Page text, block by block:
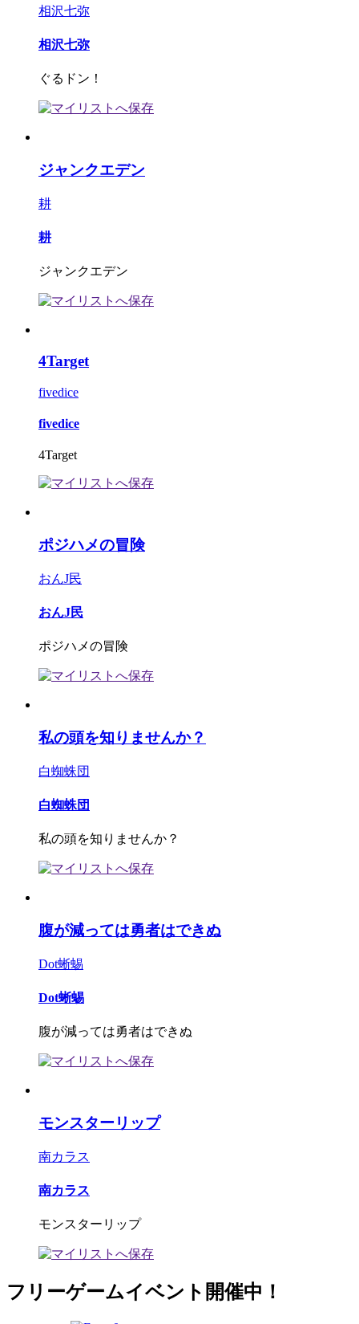
相沢七弥
相沢七弥
ぐるドン！
ジャンクエデン
耕
耕
ジャンクエデン
4Target
fivedice
fivedice
4Target
ポジハメの冒険
おんJ民
おんJ民
ポジハメの冒険
私の頭を知りませんか？
白蜘蛛団
白蜘蛛団
私の頭を知りませんか？
腹が減っては勇者はできぬ
Dot蜥蜴
Dot蜥蜴
腹が減っては勇者はできぬ
モンスターリップ
南カラス
南カラス
モンスターリップ
フリーゲームイベント開催中！